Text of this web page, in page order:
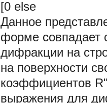
[0 else
Данное
форме совпадает
дифракции на
на поверхности
коэффициентов
выражения для